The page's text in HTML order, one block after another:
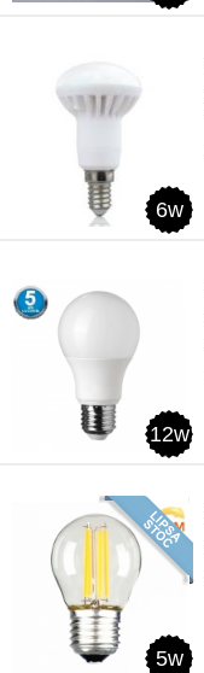
6w
12w
5w